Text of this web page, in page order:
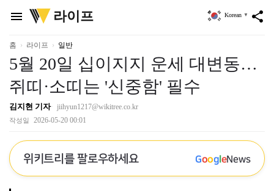
menu
위
키
리
라이프 share
Korean ▼
홈 라이프 일반
5월 20일 십이지지 운세 대변동…
쥐띠·소띠는 '신중함' 필수
김지현 기자 jiihyun1217@wikitree.co.kr
작성일 2026-05-20 00:01
위키트리를 팔로우하세요 GoogleNews